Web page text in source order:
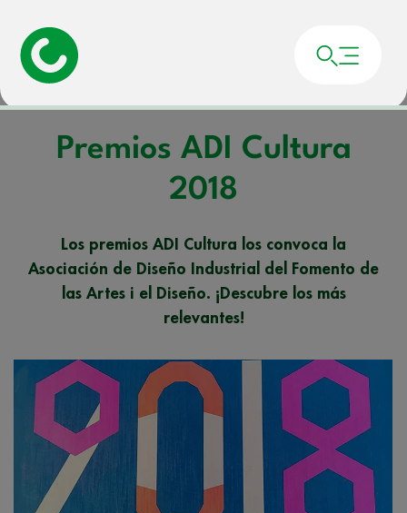
Portada»
Premios ADI Cultura
2018
Los premios ADI Cultura los convoca la
Asociación de Diseño Industrial del Fomento de
las Artes i el Diseño. ¡Descubre los más
relevantes!